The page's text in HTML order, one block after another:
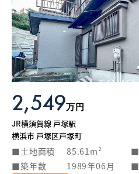
2,549万円
JR横須賀線 戸塚駅
横浜市 戸塚区戸塚町
土地面積 85.61m²
築年数
1989年06月